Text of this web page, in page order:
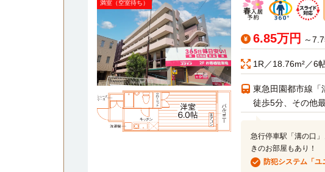
満室（空室待ち）
6.85万円 ～
1R／18.76m²／6
東急田園都市線「
徒歩5分、その他
急行停車駅「溝の口
きのお部屋もあり！
防犯システム「ユ